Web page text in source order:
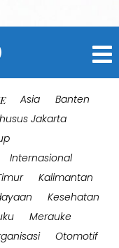
Asia
Banten
Jakarta
Internasional
Kalimantan
Kesehatan
Merauke
Otomotif